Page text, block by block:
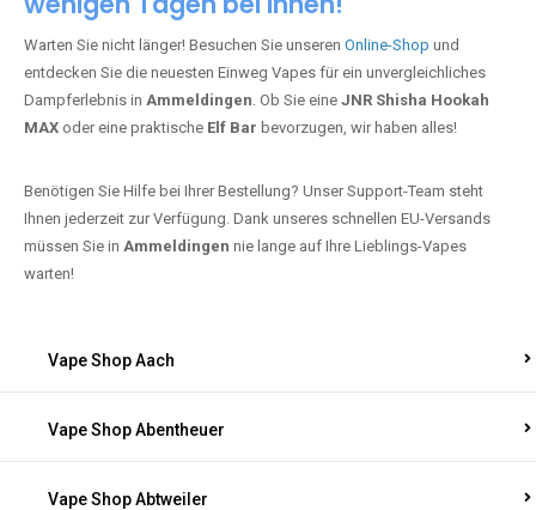
Warten Sie nicht länger! Besuchen Sie unseren Online-Shop und
entdecken Sie die neuesten Einweg Vapes für ein unvergleichliches
Dampferlebnis in Ammeldingen. Ob Sie eine JNR Shisha Hookah
MAX oder eine praktische Elf Bar bevorzugen, wir haben alles!
Benötigen Sie Hilfe bei Ihrer Bestellung? Unser Support-Team steht
Ihnen jederzeit zur Verfügung. Dank unseres schnellen EU-Versands
müssen Sie in Ammeldingen nie lange auf Ihre Lieblings-Vapes
warten!
Vape Shop Aach
Vape Shop Abentheuer
Vape Shop Abtweiler